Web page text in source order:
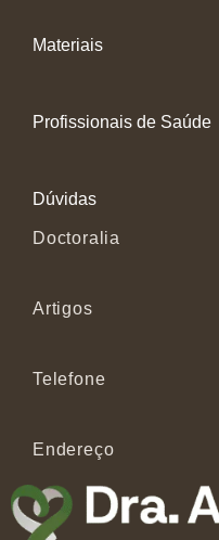
Materiais
Profissionais de Saúde
Dúvidas
Doctoralia
Artigos
Telefone
Endereço